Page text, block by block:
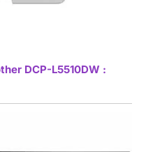
DCP-L5510DW :